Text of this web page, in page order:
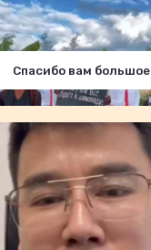
Спасибо вам большое